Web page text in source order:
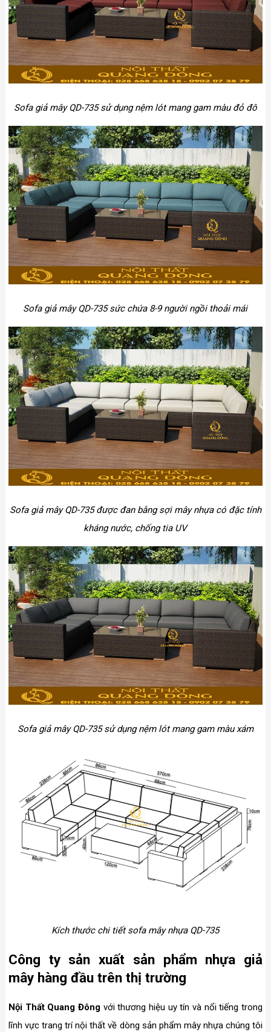
Sofa giả mây QD-735 sử dụng nệm lót mang gam màu đỏ đô
Sofa giả mây QD-735 sức chứa 8-9 người ngồi thoải mái
Sofa giả mây QD-735 được đan bằng sợi mây nhựa có đặc tính
kháng nước, chống tia UV
Sofa giả mây QD-735 sử dụng nệm lót mang gam màu xám
Kích thước chi tiết sofa mây nhựa QD-735
Công ty sản xuất sản phẩm nhựa giả
mây hàng đầu trên thị trường
Nội Thất Quang Đôngvới thương hiệu uy tín và nổi tiếng trong
lĩnh vực trang trí nội thất về dòng sản phẩm mây nhựa chúng tôi